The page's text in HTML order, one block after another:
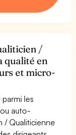
/
qualité en
et micro-
les
auto-
/ Qualiticienne